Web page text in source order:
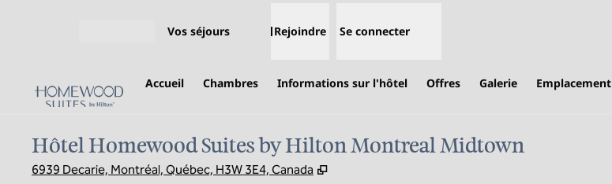
Vos séjours Rejoindre Se connecter
Accueil Chambres Informations sur l'hôtel Offres Galerie Emplacement
Hôtel Homewood Suites by Hilton Montreal Midtown
6939 Decarie, Montréal, Québec, H3W 3E4, Canada ,